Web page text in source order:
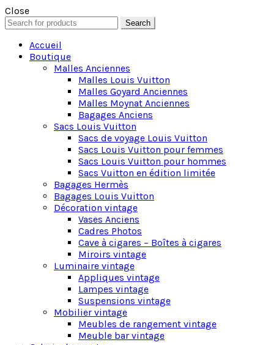
Close
Search
for:
Search
Accueil
Boutique
Malles Anciennes
Malles Louis Vuitton
Malles Goyard Anciennes
Malles Moynat Anciennes
Bagages Anciens
Sacs Louis Vuitton
Sacs de voyage Louis Vuitton
Sacs Louis Vuitton pour femmes
Sacs Louis Vuitton pour hommes
Sacs Vuitton en édition limitée
Bagages Hermès
Bagages Louis Vuitton
Décoration vintage
Vases Anciens
Cadres Photos
Cave à cigares – Boîtes à cigares
Miroirs vintage
Luminaire vintage
Appliques vintage
Lampes vintage
Suspensions vintage
Mobilier vintage
Meubles de rangement vintage
Meuble bar vintage